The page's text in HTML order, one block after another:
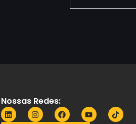
Nossas Redes: